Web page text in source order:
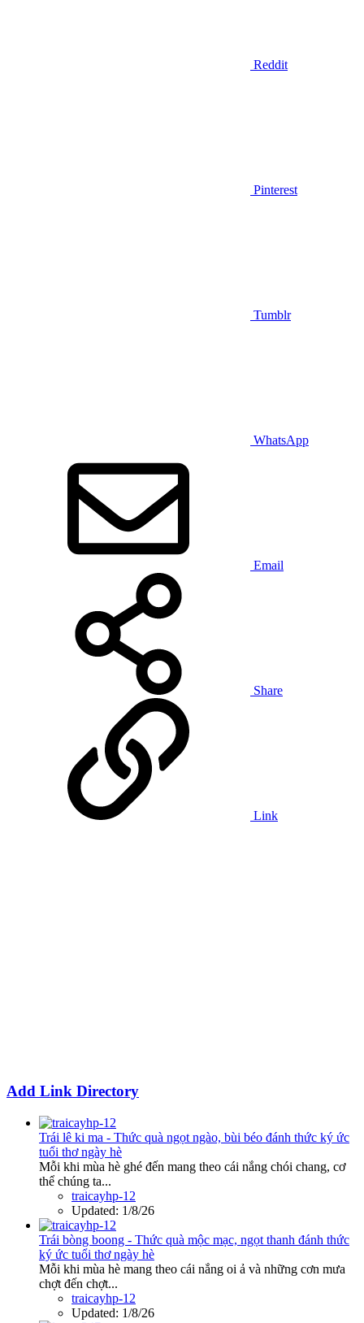
Reddit
Pinterest
Tumblr
WhatsApp
Email
Share
Link
Add Link Directory
Trái lê ki ma - Thức quà ngọt ngào, bùi béo đánh thức ký ức
tuổi thơ ngày hè
Mỗi khi mùa hè ghé đến mang theo cái nắng chói chang, cơ
thể chúng ta...
traicayhp-12
Updated: 1/8/26
Trái bòng boong - Thức quà mộc mạc, ngọt thanh đánh thức
ký ức tuổi thơ ngày hè
Mỗi khi mùa hè mang theo cái nắng oi ả và những cơn mưa
chợt đến chợt...
traicayhp-12
Updated: 1/8/26